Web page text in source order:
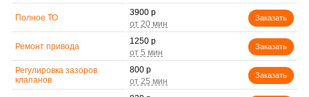
Полное ТО
3900 р
Заказать
Ремонт привода
1250 р
Заказать
Регулировка зазоров
клапанов
800 р
Заказать